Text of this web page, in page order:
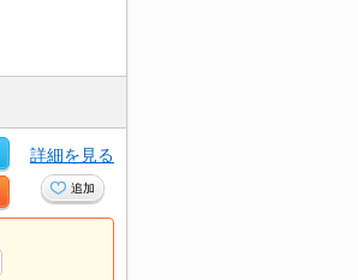
詳細を見る
追加